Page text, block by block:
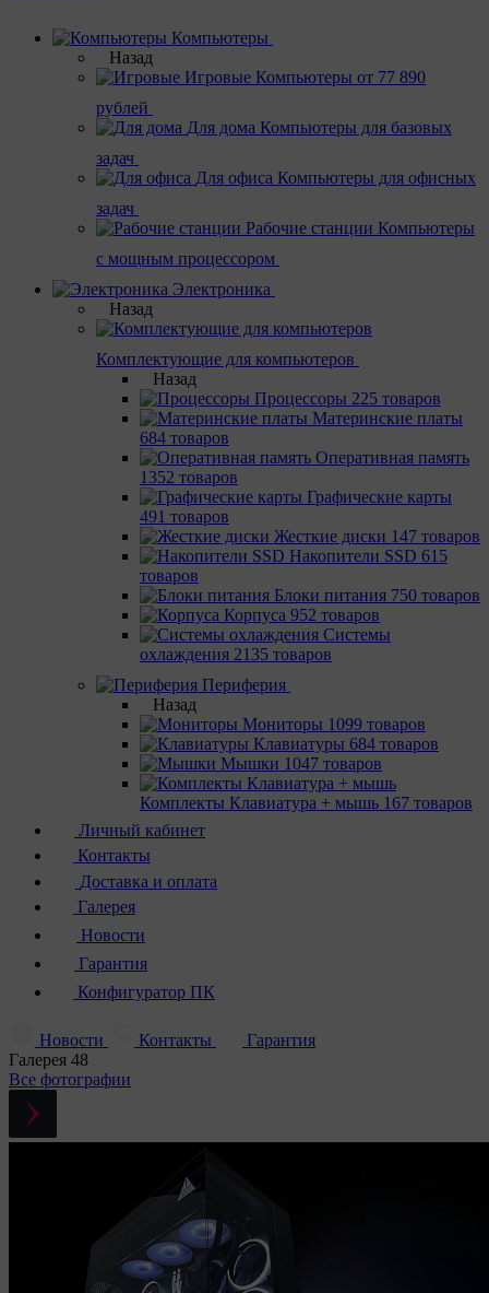
Компьютеры
Назад
Игровые Компьютеры от 77 890
рублей
Для дома Компьютеры для базовых
задач
Для офиса Компьютеры для офисных
задач
Рабочие станции Компьютеры
с мощным процессором
Электроника
Назад
Комплектующие для компьютеров
Назад
Процессоры 225 товаров
Материнcкие платы
684 товаров
Оперативная память
1352 товаров
Графические карты
491 товаров
Жесткие диски 147 товаров
Накопители SSD 615
товаров
Блоки питания 750 товаров
Корпуса 952 товаров
Системы
охлаждения 2135 товаров
Периферия
Назад
Мониторы 1099 товаров
Клавиатуры 684 товаров
Мышки 1047 товаров
Комплекты Клавиатура + мышь 167 товаров
Личный кабинет
Контакты
Доставка и оплата
Галерея
Новости
Гарантия
Конфигуратор ПК
Новости Контакты
Гарантия
Галерея 48
Все фотографии